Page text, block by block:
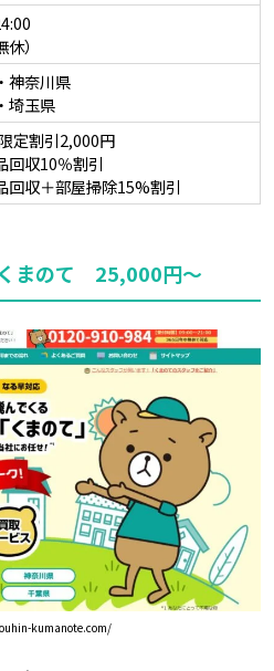
休）
神奈川県
埼玉県
定割引2,000円
回収10％割引
回収＋部屋掃除15%割引
まのて 25,000円～
kumanote.com/